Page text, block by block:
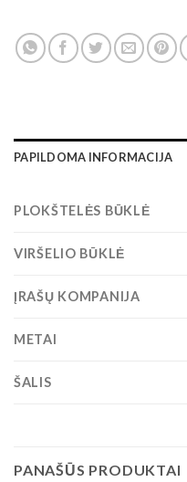
PAPILDOMA INFORMACIJA
PLOKŠTELĖS BŪKLĖ
VIRŠELIO BŪKLĖ
ĮRAŠŲ KOMPANIJA
METAI
ŠALIS
PANAŠŪS PRODUKTAI